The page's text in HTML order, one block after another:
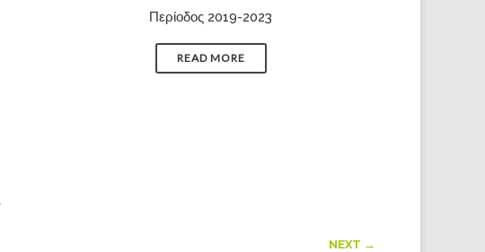
Περίοδος 2019-2023
READ MORE
NEXT →